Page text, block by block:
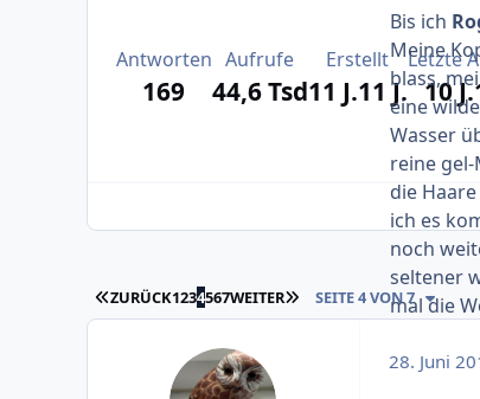
Bis ich
Meine
blass,
eine
Wasser
reine
die
ich es
noch
seltener
mal die
Ich
Antworten
169
Aufrufe
44,6 Tsd
Erstellt
11 J.11 J.
Letzte
10 J.
ERSTE SEITE
ZURÜCK1234567WEITER LETZTE SEITE
SEITE 4 VON 7
28. Juni